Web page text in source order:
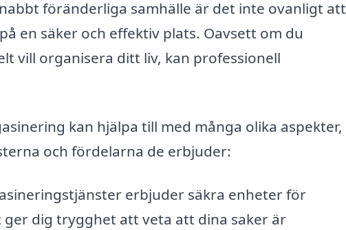
föränderliga samhälle är det inte ovanligt att
en säker och effektiv plats. Oavsett om du
vill organisera ditt liv, kan professionell
kan hjälpa till med många olika aspekter,
och fördelarna de erbjuder:
erbjuder säkra enheter för
dig trygghet att veta att dina saker är